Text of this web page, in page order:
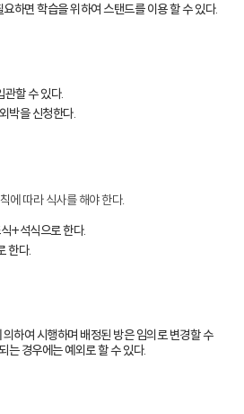
하면 학습을 위하여 스탠드를 이용 할 수 있다.
할 수 있다.
박을 신청한다.
에 따라 식사를 해야 한다.
+석식으로 한다.
한다.
하여 시행하며 배정된 방은 임의로 변경할 수
는 경우에는 예외로 할 수 있다.